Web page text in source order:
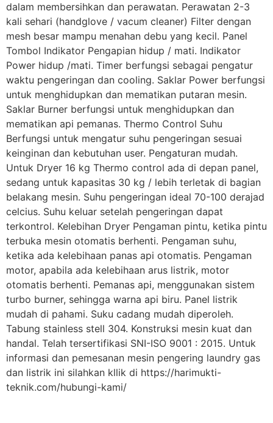
dalam membersihkan dan perawatan. Perawatan 2-3
kali sehari (handglove / vacum cleaner) Filter dengan
mesh besar mampu menahan debu yang kecil. Panel
Tombol Indikator Pengapian hidup / mati. Indikator
Power hidup /mati. Timer berfungsi sebagai pengatur
waktu pengeringan dan cooling. Saklar Power berfungsi
untuk menghidupkan dan mematikan putaran mesin.
Saklar Burner berfungsi untuk menghidupkan dan
mematikan api pemanas. Thermo Control Suhu
Berfungsi untuk mengatur suhu pengeringan sesuai
keinginan dan kebutuhan user. Pengaturan mudah.
Untuk Dryer 16 kg Thermo control ada di depan panel,
sedang untuk kapasitas 30 kg / lebih terletak di bagian
belakang mesin. Suhu pengeringan ideal 70-100 derajad
celcius. Suhu keluar setelah pengeringan dapat
terkontrol. Kelebihan Dryer Pengaman pintu, ketika pintu
terbuka mesin otomatis berhenti. Pengaman suhu,
ketika ada kelebihaan panas api otomatis. Pengaman
motor, apabila ada kelebihaan arus listrik, motor
otomatis berhenti. Pemanas api, menggunakan sistem
turbo burner, sehingga warna api biru. Panel listrik
mudah di pahami. Suku cadang mudah diperoleh.
Tabung stainless stell 304. Konstruksi mesin kuat dan
handal. Telah tersertifikasi SNI-ISO 9001 : 2015. Untuk
informasi dan pemesanan mesin pengering laundry gas
dan listrik ini silahkan kllik di https://harimukti-
teknik.com/hubungi-kami/